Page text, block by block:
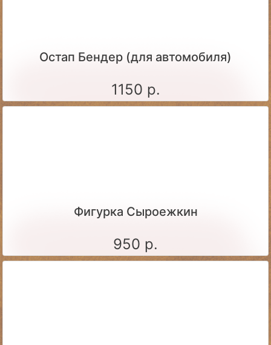
Остап Бендер (для автомобиля)
1150 р.
Фигурка Сыроежкин
950 р.